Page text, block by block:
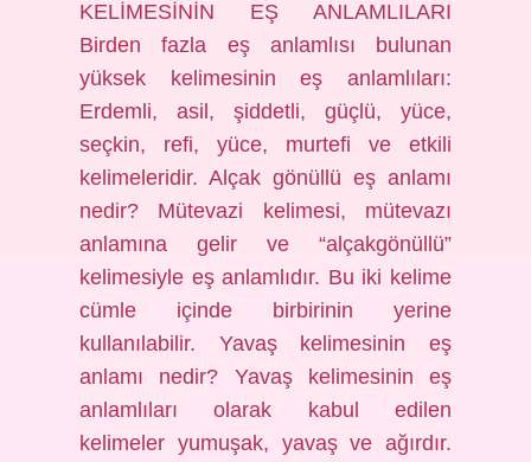
KELİMESİNİN EŞ ANLAMLILARI
Birden fazla eş anlamlısı bulunan
yüksek kelimesinin eş anlamlıları:
Erdemli, asil, şiddetli, güçlü, yüce,
seçkin, refi, yüce, murtefi ve etkili
kelimeleridir. Alçak gönüllü eş anlamı
nedir? Mütevazi kelimesi, mütevazı
anlamına gelir ve “alçakgönüllü”
kelimesiyle eş anlamlıdır. Bu iki kelime
cümle içinde birbirinin yerine
kullanılabilir. Yavaş kelimesinin eş
anlamı nedir? Yavaş kelimesinin eş
anlamlıları olarak kabul edilen
kelimeler yumuşak, yavaş ve ağırdır.